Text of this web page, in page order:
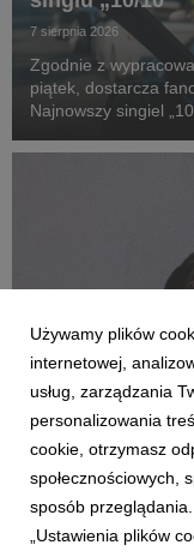
7 sierpnia 2026
Zgodnie z
piątek, dostarcza
Najnowszy singiel
zaskakująco
MUZYKA POLSKA
Funky Beatz
emocjonalną
7 sierpnia 2026
Używamy plików
internetowej,
usług, zarządzania
personalizowania
cookie, otrzymasz
społecznościowych,
sposób
„Ustawienia plików